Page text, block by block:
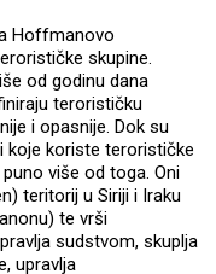
Hoffmanovo
skupine.
od godinu dana
terorističku
i opasnije. Dok su
koje koriste terorističke
više od toga. Oni
teritorij u Siriji i Iraku
te vrši
sudstvom, skuplja
upravlja